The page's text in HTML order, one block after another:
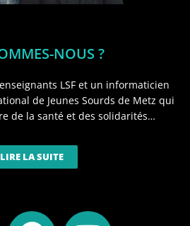
NOUS ?
LSF et un informaticien
de Jeunes Sourds de Metz qui
de la santé et des solidarités…
LIRE LA SUITE